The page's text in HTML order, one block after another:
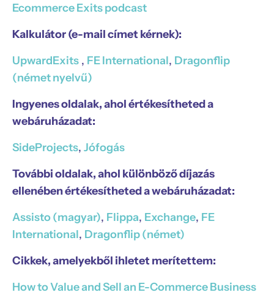
Ecommerce Exits podcast
Kalkulátor (e-mail címet kérnek):
UpwardExits , FE International, Dragonflip
(német nyelvű)
Ingyenes oldalak, ahol értékesítheted a
webáruházadat:
SideProjects, Jófogás
További oldalak, ahol különböző díjazás
ellenében értékesítheted a webáruházadat:
Assisto (magyar), Flippa, Exchange, FE
International, Dragonflip (német)
Cikkek, amelyekből ihletet merítettem:
How to Value and Sell an E-Commerce Business